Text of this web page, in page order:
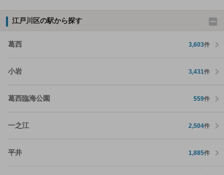
江戸川区の駅から探す
葛西 3,603件
小岩 3,431件
葛西臨海公園 559件
一之江 2,504件
平井 1,885件